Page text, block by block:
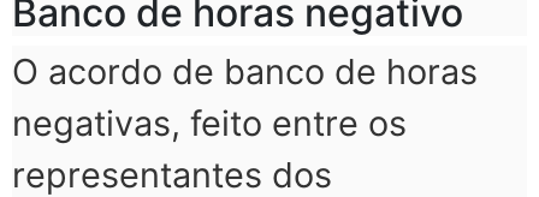
Banco de horas negativo
O acordo de banco de horas
negativas, feito entre os
representantes dos